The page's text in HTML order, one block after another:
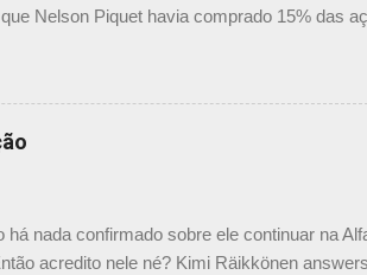
que Nelson Piquet havia comprado 15% das
verdade, nós recebemos uma oferta de
Senna, não podemos ter dois brasileiros”,
há nada confirmado sobre ele continuar na
acredito nele né? Kimi Räikkönen